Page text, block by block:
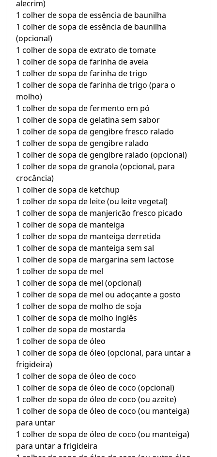
alecrim)
1 colher de sopa de essência de baunilha
1 colher de sopa de essência de baunilha
(opcional)
1 colher de sopa de extrato de tomate
1 colher de sopa de farinha de aveia
1 colher de sopa de farinha de trigo
1 colher de sopa de farinha de trigo (para o
molho)
1 colher de sopa de fermento em pó
1 colher de sopa de gelatina sem sabor
1 colher de sopa de gengibre fresco ralado
1 colher de sopa de gengibre ralado
1 colher de sopa de gengibre ralado (opcional)
1 colher de sopa de granola (opcional, para
crocância)
1 colher de sopa de ketchup
1 colher de sopa de leite (ou leite vegetal)
1 colher de sopa de manjericão fresco picado
1 colher de sopa de manteiga
1 colher de sopa de manteiga derretida
1 colher de sopa de manteiga sem sal
1 colher de sopa de margarina sem lactose
1 colher de sopa de mel
1 colher de sopa de mel (opcional)
1 colher de sopa de mel ou adoçante a gosto
1 colher de sopa de molho de soja
1 colher de sopa de molho inglês
1 colher de sopa de mostarda
1 colher de sopa de óleo
1 colher de sopa de óleo (opcional, para untar a
frigideira)
1 colher de sopa de óleo de coco
1 colher de sopa de óleo de coco (opcional)
1 colher de sopa de óleo de coco (ou azeite)
1 colher de sopa de óleo de coco (ou manteiga)
para untar
1 colher de sopa de óleo de coco (ou manteiga)
para untar a frigideira